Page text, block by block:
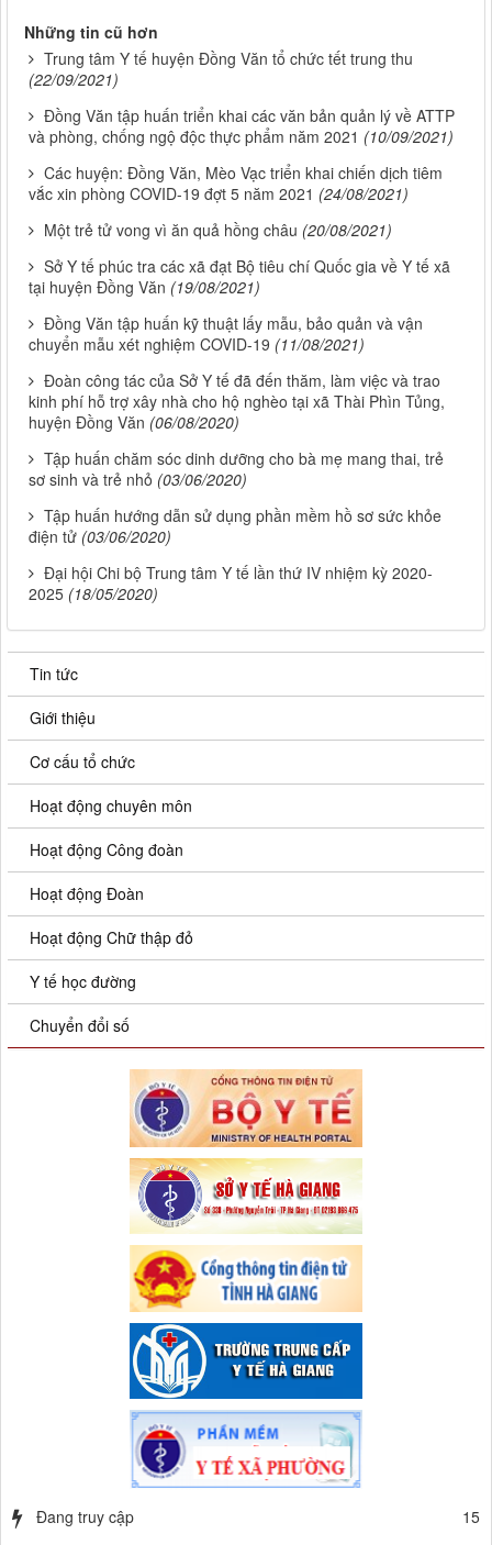
Những tin cũ hơn
Trung tâm Y tế huyện Đồng Văn tổ chức tết trung thu
(22/09/2021)
Đồng Văn tập huấn triển khai các văn bản quản lý về ATTP
và phòng, chống ngộ độc thực phẩm năm 2021 (10/09/2021)
Các huyện: Đồng Văn, Mèo Vạc triển khai chiến dịch tiêm
vắc xin phòng COVID-19 đợt 5 năm 2021 (24/08/2021)
Một trẻ tử vong vì ăn quả hồng châu (20/08/2021)
Sở Y tế phúc tra các xã đạt Bộ tiêu chí Quốc gia về Y tế xã
tại huyện Đồng Văn (19/08/2021)
Đồng Văn tập huấn kỹ thuật lấy mẫu, bảo quản và vận
chuyển mẫu xét nghiệm COVID-19 (11/08/2021)
Đoàn công tác của Sở Y tế đã đến thăm, làm việc và trao
kinh phí hỗ trợ xây nhà cho hộ nghèo tại xã Thài Phìn Tủng,
huyện Đồng Văn (06/08/2020)
Tập huấn chăm sóc dinh dưỡng cho bà mẹ mang thai, trẻ
sơ sinh và trẻ nhỏ (03/06/2020)
Tập huấn hướng dẫn sử dụng phần mềm hồ sơ sức khỏe
điện tử (03/06/2020)
Đại hội Chi bộ Trung tâm Y tế lần thứ IV nhiệm kỳ 2020-
2025 (18/05/2020)
Tin tức
Giới thiệu
Cơ cấu tổ chức
Hoạt động chuyên môn
Hoạt động Công đoàn
Hoạt động Đoàn
Hoạt động Chữ thập đỏ
Y tế học đường
Chuyển đổi số
Đang truy cập
15